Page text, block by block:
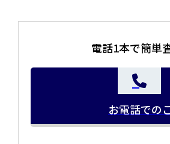
電話1本で簡単
お電話での